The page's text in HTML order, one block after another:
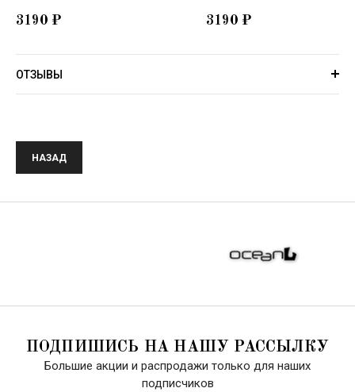
3190 ₽ 3190 ₽
ОТЗЫВЫ
НАЗАД
ПОДПИШИСЬ НА НАШУ РАССЫЛКУ
Большие акции и распродажи только для наших
подписчиков